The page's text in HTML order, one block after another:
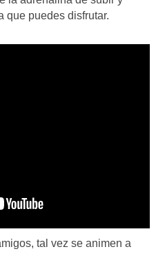
que puedes disfrutar.
tal vez se animen a